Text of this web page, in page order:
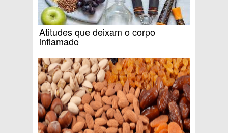
Atitudes que deixam o corpo
inflamado